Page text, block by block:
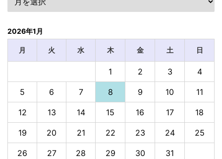
2026年1月
月 火 水 木 金 土 日
1 2 3 4
5 6 7 8 9 10 11
12 13 14 15 16 17 18
19 20 21 22 23 24 25
26 27 28 29 30 31